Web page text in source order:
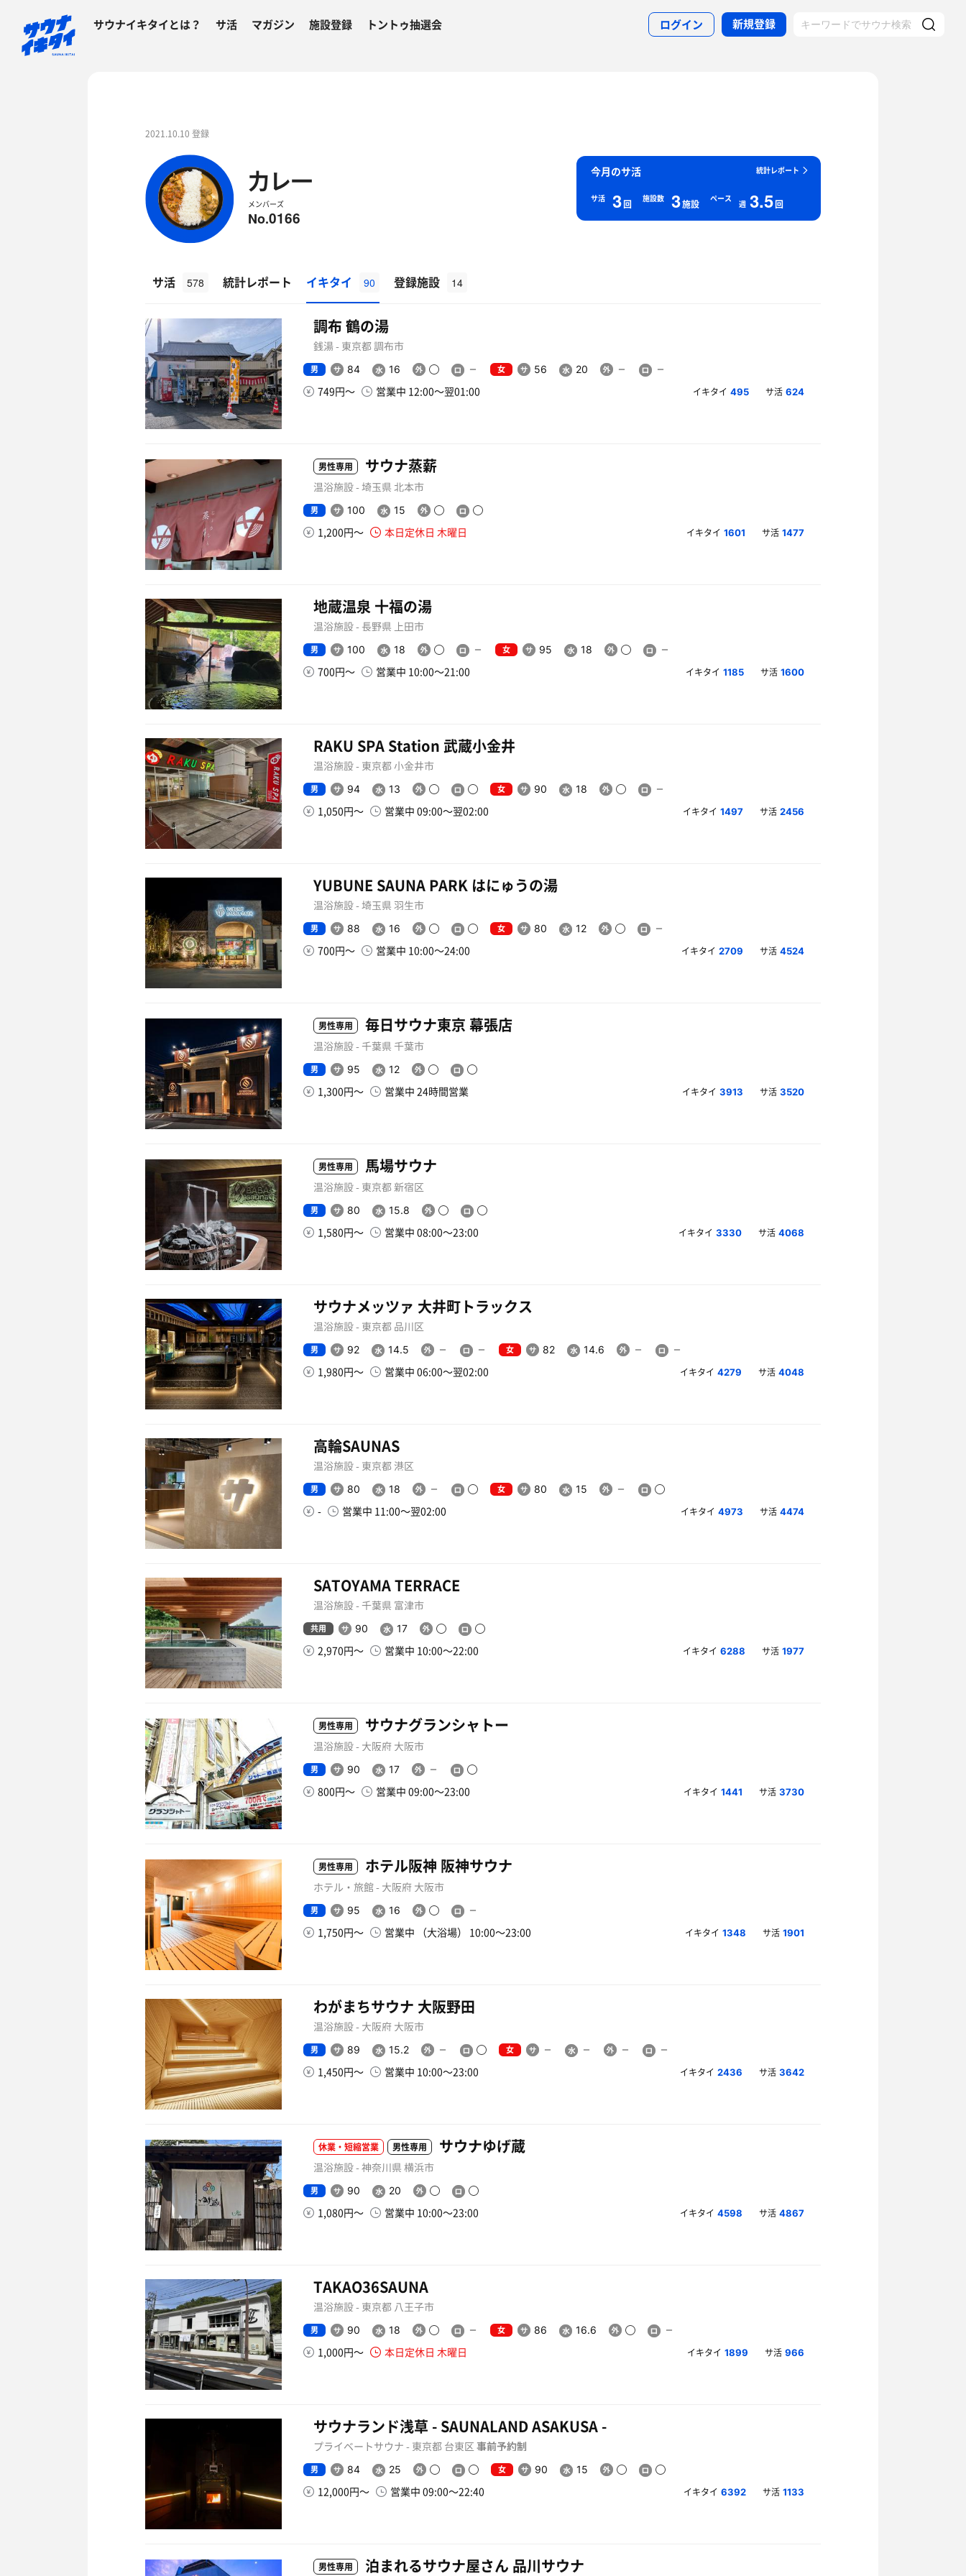
サウナイキタイとは？ サ活 マガジン 施設登録 トントゥ抽選会 ログイン 新規登録
2021.10.10 登録
力レ一
メンバーズ
No.0166
統計レポート
今月のサ活
サ活 3回 施設数 3施設 ペース
週 3.5回
サ活 578 統計レポート イキタイ 90 登録施設 14
調布 鶴の湯
銭湯 - 東京都 調布市
男 84 16 女 56 20
749円〜 営業中 12:00〜翌01:00 イキタイ 495 サ活 624
男性専用 サウナ蒸薪
温浴施設 - 埼玉県 北本市
男 100 15
1,200円〜 本日定休日 木曜日 イキタイ 1601 サ活 1477
地蔵温泉 十福の湯
温浴施設 - 長野県 上田市
男 100 18 女 95 18
700円〜 営業中 10:00〜21:00 イキタイ 1185 サ活 1600
RAKU SPA Station 武蔵小金井
温浴施設 - 東京都 小金井市
男 94 13 女 90 18
1,050円〜 営業中 09:00〜翌02:00 イキタイ 1497 サ活 2456
YUBUNE SAUNA PARK はにゅうの湯
温浴施設 - 埼玉県 羽生市
男 88 16 女 80 12
700円〜 営業中 10:00〜24:00 イキタイ 2709 サ活 4524
男性専用 毎日サウナ東京 幕張店
温浴施設 - 千葉県 千葉市
男 95 12
1,300円〜 営業中 24時間営業 イキタイ 3913 サ活 3520
男性専用 馬場サウナ
温浴施設 - 東京都 新宿区
男 80 15.8
1,580円〜 営業中 08:00〜23:00 イキタイ 3330 サ活 4068
サウナメッツァ 大井町トラックス
温浴施設 - 東京都 品川区
男 92 14.5 女 82 14.6
1,980円〜 営業中 06:00〜翌02:00 イキタイ 4279 サ活 4048
高輪SAUNAS
温浴施設 - 東京都 港区
男 80 18 女 80 15
- 営業中 11:00〜翌02:00 イキタイ 4973 サ活 4474
SATOYAMA TERRACE
温浴施設 - 千葉県 富津市
共用 90 17
2,970円〜 営業中 10:00〜22:00 イキタイ 6288 サ活 1977
男性専用 サウナグランシャトー
温浴施設 - 大阪府 大阪市
男 90 17
800円〜 営業中 09:00〜23:00 イキタイ 1441 サ活 3730
男性専用 ホテル阪神 阪神サウナ
ホテル・旅館 - 大阪府 大阪市
男 95 16
1,750円〜 営業中 （大浴場） 10:00〜23:00 イキタイ 1348 サ活 1901
わがまちサウナ 大阪野田
温浴施設 - 大阪府 大阪市
男 89 15.2 女
1,450円〜 営業中 10:00〜23:00 イキタイ 2436 サ活 3642
休業・短縮営業 男性専用 サウナゆげ蔵
温浴施設 - 神奈川県 横浜市
男 90 20
1,080円〜 営業中 10:00〜23:00 イキタイ 4598 サ活 4867
TAKAO36SAUNA
温浴施設 - 東京都 八王子市
男 90 18 女 86 16.6
1,000円〜 本日定休日 木曜日 イキタイ 1899 サ活 966
サウナランド浅草 - SAUNALAND ASAKUSA -
プライベートサウナ - 東京都 台東区 事前予約制
男 84 25 女 90 15
12,000円〜 営業中 09:00〜22:40 イキタイ 6392 サ活 1133
男性専用 泊まれるサウナ屋さん 品川サウナ